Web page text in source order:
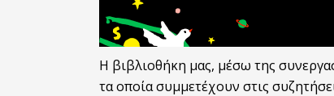
Η βιβλιοθήκη μας, μέσω της
τα οποία συμμετέχουν στις